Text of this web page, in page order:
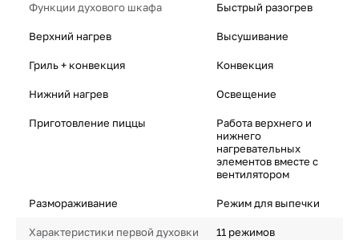
Функции духового шкафа Быстрый разогрев
Верхний нагрев Высушивание
Гриль + конвекция Конвекция
Нижний нагрев Освещение
Приготовление пиццы
Работа верхнего и
нижнего
нагревательных
элементов вместе с
вентилятором
Размораживание Режим для выпечки
Характеристики первой духовки 11 режимов